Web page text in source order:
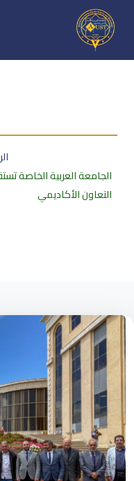
الجامعة العربية الخاصة
التعاون الأكاديمي